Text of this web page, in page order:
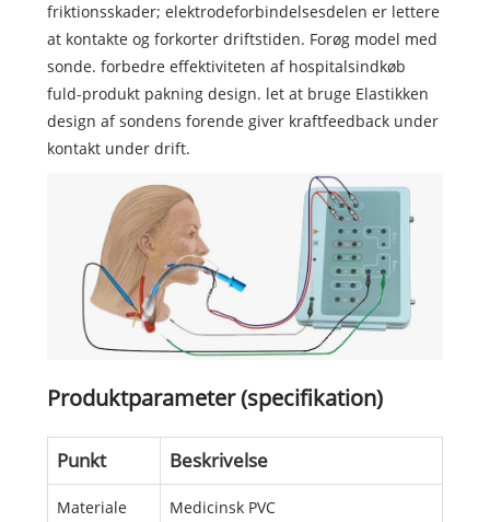
friktionsskader; elektrodeforbindelsesdelen er lettere
at kontakte og forkorter driftstiden. Forøg model med
sonde. forbedre effektiviteten af hospitalsindkøb
fuld-produkt pakning design. let at bruge Elastikken
design af sondens forende giver kraftfeedback under
kontakt under drift.
Produktparameter (specifikation)
Punkt Beskrivelse
Materiale Medicinsk PVC